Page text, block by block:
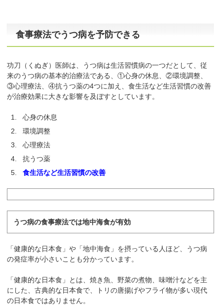
食事療法でうつ病を予防できる
功刀（くぬぎ）医師は、うつ病は生活習慣病の一つだとして、従
来のうつ病の基本的治療法である、①心身の休息、②環境調整、
③心理療法、④抗うつ薬の4つに加え、食生活など生活習慣の改善
が治療効果に大きな影響を及ぼすとしています。
心身の休息
環境調整
心理療法
抗うつ薬
食生活など生活習慣の改善
うつ病の食事療法では地中海食が有効
「健康的な日本食」や「地中海食」を摂っている人ほど、うつ病
の発症率が小さいことも分かっています。
「健康的な日本食」とは、焼き魚、野菜の煮物、味噌汁などを主
にした、古典的な日本食で、トリの唐揚げやフライ物が多い現代
の日本食ではありません。